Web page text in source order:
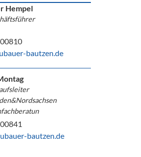
Hempel
bautzen.de
bautzen.de